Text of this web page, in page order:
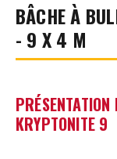
BÂCHE À
- 9 X 4 M
KRYPTONITE 9